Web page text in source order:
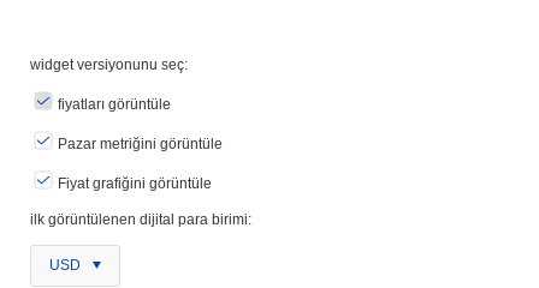
widget versiyonunu seç:
fiyatları görüntüle
Pazar metriğini görüntüle
Fiyat grafiğini görüntüle
ilk görüntülenen dijital para birimi:
USD